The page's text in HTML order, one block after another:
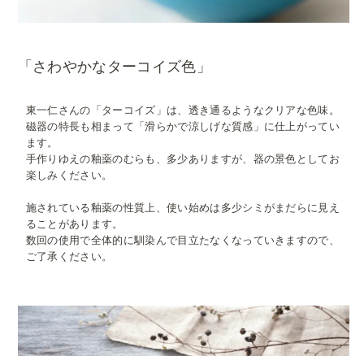
「さわやかなターコイズ色」
東一仁さんの「ターコイズ」は、透き通るようなクリアな色味。
磁器の特長も相まって「滑らかで涼しげな質感」に仕上がってい
ます。
手作りゆえの釉薬のむらも、多少ありますが、器の景色としてお
楽しみください。
施されている釉薬の性質上、使い始めは多少シミがまだらに見え
ることがあります。
数回の使用で全体的に馴染んで目立たなくなっていきますので、
ご了承ください。